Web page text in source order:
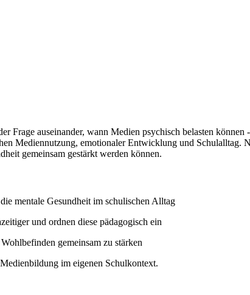
Frage auseinander, wann Medien psychisch belasten
Mediennutzung, emotionaler Entwicklung und
gemeinsam gestärkt werden können.
mentale Gesundheit im schulischen Alltag
und ordnen diese pädagogisch ein
gemeinsam zu stärken
im eigenen Schulkontext.